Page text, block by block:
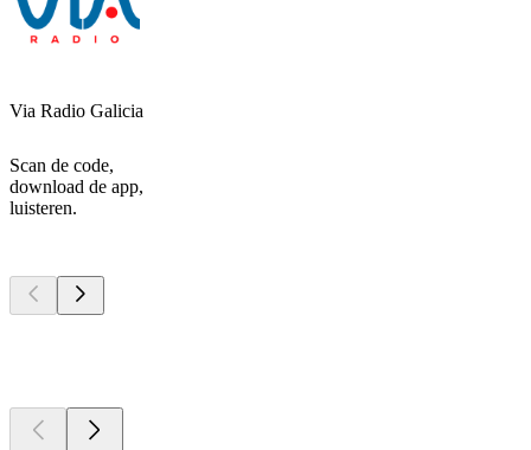
Via Radio Galicia
Scan de code,
download de app,
luisteren.